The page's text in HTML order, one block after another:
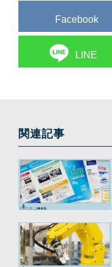
Facebook
LINE
関連記事